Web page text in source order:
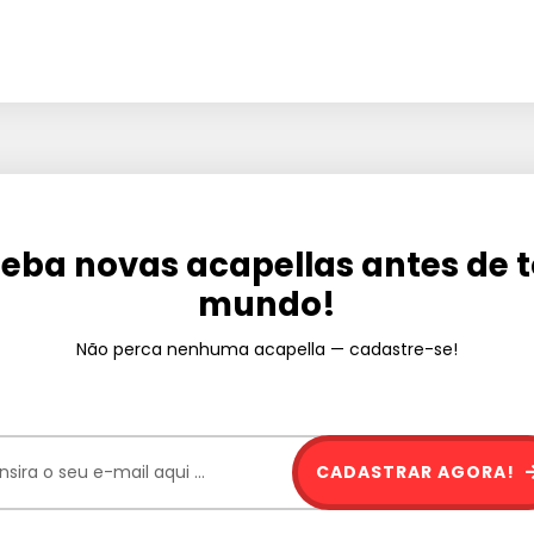
novas acapellas antes de
mundo!
Não perca nenhuma acapella — cadastre-se!
CADASTRAR AGORA!